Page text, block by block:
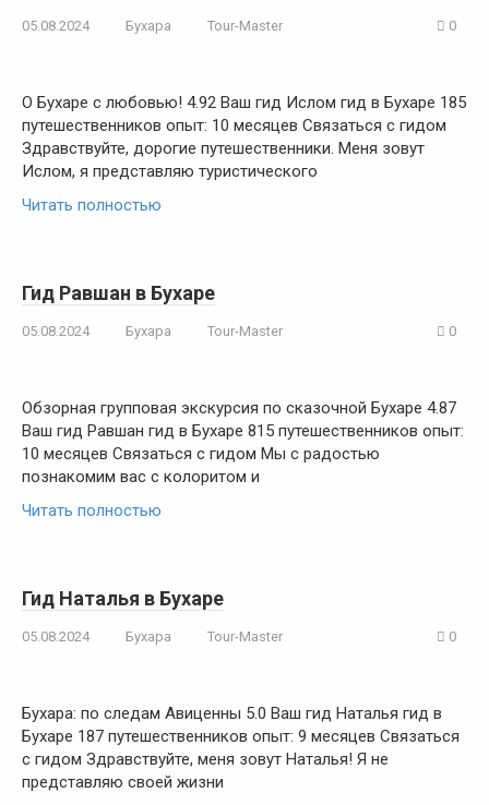
05.08.2024 Бухара Tour-Master 0
О Бухаре с любовью! 4.92 Ваш гид Ислом гид в Бухаре 185
путешественников опыт: 10 месяцев Связаться с гидом
Здравствуйте, дорогие путешественники. Меня зовут
Ислом, я представляю туристического
Читать полностью
Гид Равшан в Бухаре
05.08.2024 Бухара Tour-Master 0
Обзорная групповая экскурсия по сказочной Бухаре 4.87
Ваш гид Равшан гид в Бухаре 815 путешественников опыт:
10 месяцев Связаться с гидом Мы с радостью
познакомим вас с колоритом и
Читать полностью
Гид Наталья в Бухаре
05.08.2024 Бухара Tour-Master 0
Бухара: по следам Авиценны 5.0 Ваш гид Наталья гид в
Бухаре 187 путешественников опыт: 9 месяцев Связаться
с гидом Здравствуйте, меня зовут Наталья! Я не
представляю своей жизни